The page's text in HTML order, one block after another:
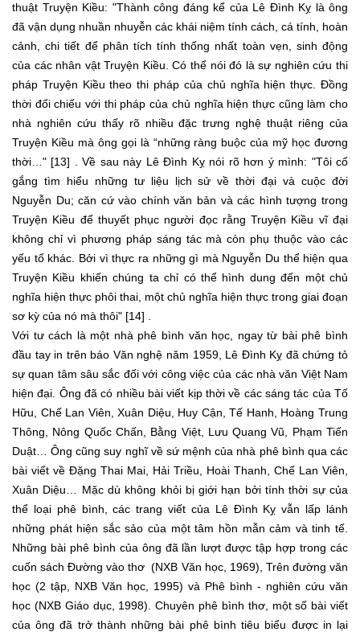
thuật Truyện Kiều: "Thành công đáng kể của Lê Đình Kỵ là ông
đã vận dụng nhuần nhuyễn các khái niệm tính cách, cá tính, hoàn
cảnh, chi tiết để phân tích tính thống nhất toàn vẹn, sinh động
của các nhân vật Truyện Kiều. Có thể nói đó là sự nghiên cứu thi
pháp Truyện Kiều theo thi pháp của chủ nghĩa hiện thực. Đồng
thời đối chiếu với thi pháp của chủ nghĩa hiện thực cũng làm cho
nhà nghiên cứu thấy rõ nhiều đặc trưng nghệ thuật riêng của
Truyện Kiều mà ông gọi là “những ràng buộc của mỹ học đương
thời…" [13] . Về sau này Lê Đình Kỵ nói rõ hơn ý mình: "Tôi cố
gắng tìm hiểu những tư liệu lịch sử về thời đại và cuộc đời
Nguyễn Du; căn cứ vào chính văn bản và các hình tượng trong
Truyện Kiều để thuyết phục người đọc rằng Truyện Kiều vĩ đại
không chỉ vì phương pháp sáng tác mà còn phụ thuộc vào các
yếu tố khác. Bởi vì thực ra những gì mà Nguyễn Du thể hiện qua
Truyện Kiều khiến chúng ta chỉ có thể hình dung đến một chủ
nghĩa hiện thực phôi thai, một chủ nghĩa hiện thực trong giai đoạn
sơ kỳ của nó mà thôi" [14] .
Với tư cách là một nhà phê bình văn học, ngay từ bài phê bình
đầu tay in trên báo Văn nghệ năm 1959, Lê Đình Kỵ đã chứng tỏ
sự quan tâm sâu sắc đối với công việc của các nhà văn Việt Nam
hiện đại. Ông đã có nhiều bài viết kịp thời về các sáng tác của Tố
Hữu, Chế Lan Viên, Xuân Diệu, Huy Cận, Tế Hanh, Hoàng Trung
Thông, Nông Quốc Chấn, Bằng Việt, Lưu Quang Vũ, Phạm Tiến
Duật… Ông cũng suy nghĩ về sứ mệnh của nhà phê bình qua các
bài viết về Đặng Thai Mai, Hải Triều, Hoài Thanh, Chế Lan Viên,
Xuân Diệu… Mặc dù không khỏi bị giới hạn bởi tính thời sự của
thể loại phê bình, các trang viết của Lê Đình Kỵ vẫn lấp lánh
những phát hiện sắc sảo của một tâm hồn mẫn cảm và tinh tế.
Những bài phê bình của ông đã lần lượt được tập hợp trong các
cuốn sách Đường vào thơ (NXB Văn học, 1969), Trên đường văn
học (2 tập, NXB Văn học, 1995) và Phê bình - nghiên cứu văn
học (NXB Giáo dục, 1998). Chuyên phê bình thơ, một số bài viết
của ông đã trở thành những bài phê bình tiêu biểu được in lại